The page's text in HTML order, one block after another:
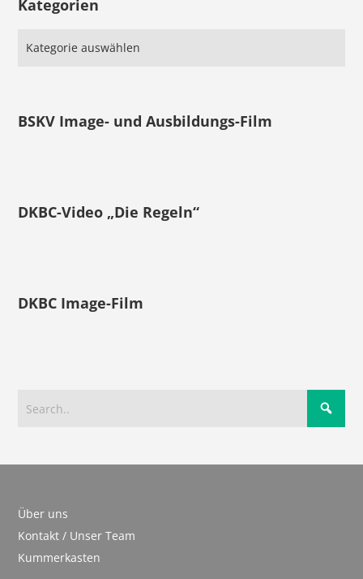
Kategorien
BSKV Image- und Ausbildungs-Film
DKBC-Video „Die Regeln“
DKBC Image-Film
Über uns
Kontakt / Unser Team
Kummerkasten